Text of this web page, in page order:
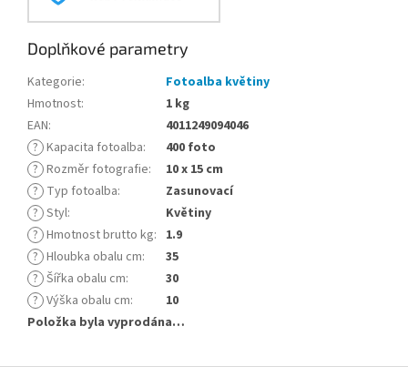
Doplňkové parametry
Kategorie:
Fotoalba květiny
Hmotnost:
1 kg
EAN:
4011249094046
? Kapacita fotoalba:
400 foto
? Rozměr fotografie:
10 x 15 cm
? Typ fotoalba:
Zasunovací
? Styl:
Květiny
? Hmotnost brutto kg: 1.9
? Hloubka obalu cm:
35
? Šířka obalu cm:
30
? Výška obalu cm:
10
Položka byla vyprodána…